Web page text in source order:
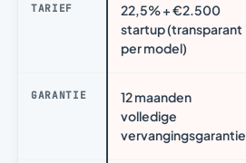
TARIEF
22,5% + €2.500
startup (transparant
per model)
GARANTIE
12 maanden
volledige
vervangingsgarantie